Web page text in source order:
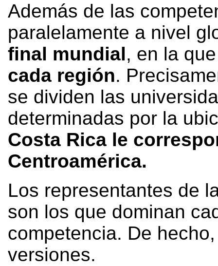
Además de las
paralelamente a nivel
final mundial, en la
cada región.
se dividen las
determinadas por la
Costa Rica le
Centroamérica.
Los representantes de
son los que dominan
competencia. De
versiones.